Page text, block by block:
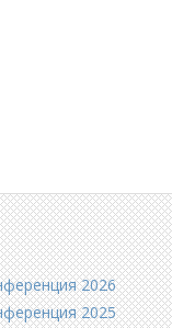
2026
2025